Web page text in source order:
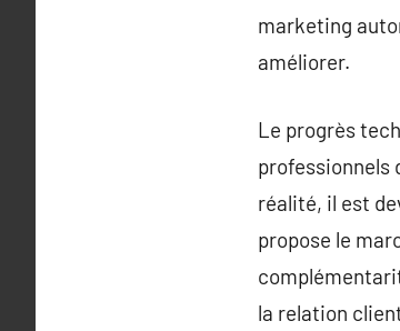
marketing
améliorer.
Le progrès
professionnels
réalité, il est
propose le
la relation